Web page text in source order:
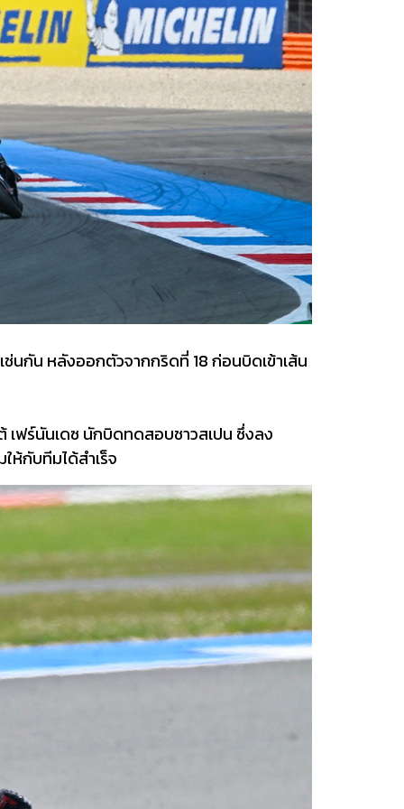
นกัน หลังออกตัวจากกริดที่ 18 ก่อนบิดเข้าเส้น
ฟร์นันเดซ นักบิดทดสอบชาวสเปน ซึ่งลง
ห้กับทีมได้สำเร็จ